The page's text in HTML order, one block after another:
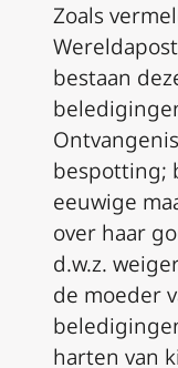
Zoals
bestaan
bespotting;
eeuwige
over haar
d.w.z.
de moeder
harten van